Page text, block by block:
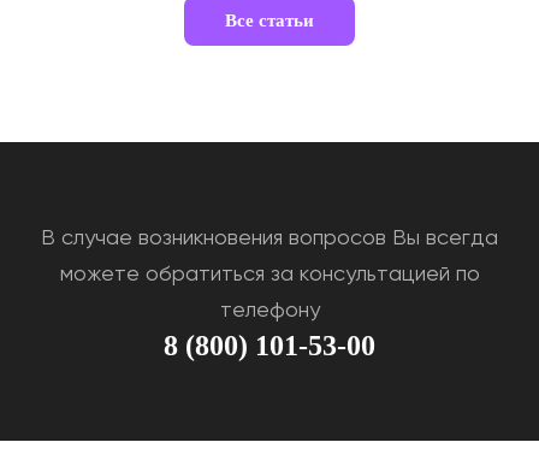
Все статьи
В случае возникновения вопросов Вы всегда
можете обратиться за консультацией по
телефону
8 (800) 101-53-00